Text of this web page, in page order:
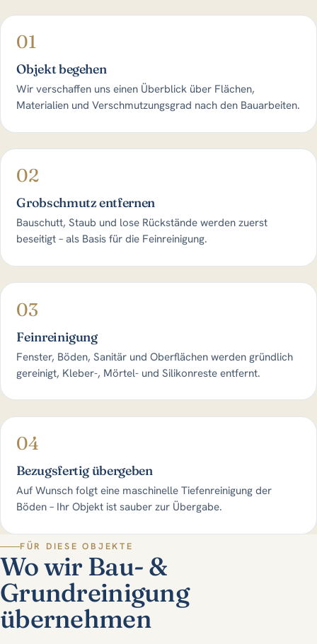
01
Objekt begehen
Wir verschaffen uns einen Überblick über Flächen,
Materialien und Verschmutzungsgrad nach den Bauarbeiten.
02
Grobschmutz entfernen
Bauschutt, Staub und lose Rückstände werden zuerst
beseitigt – als Basis für die Feinreinigung.
03
Feinreinigung
Fenster, Böden, Sanitär und Oberflächen werden gründlich
gereinigt, Kleber-, Mörtel- und Silikonreste entfernt.
04
Bezugsfertig übergeben
Auf Wunsch folgt eine maschinelle Tiefenreinigung der
Böden – Ihr Objekt ist sauber zur Übergabe.
FÜR DIESE OBJEKTE
Wo wir Bau- &
Grundreinigung
übernehmen